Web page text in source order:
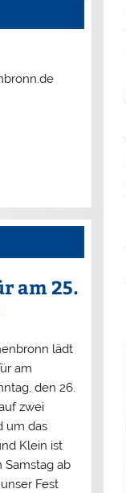
am 25.
lädt
am
den 26.
zwei
um das
Klein ist
Samstag ab
Fest